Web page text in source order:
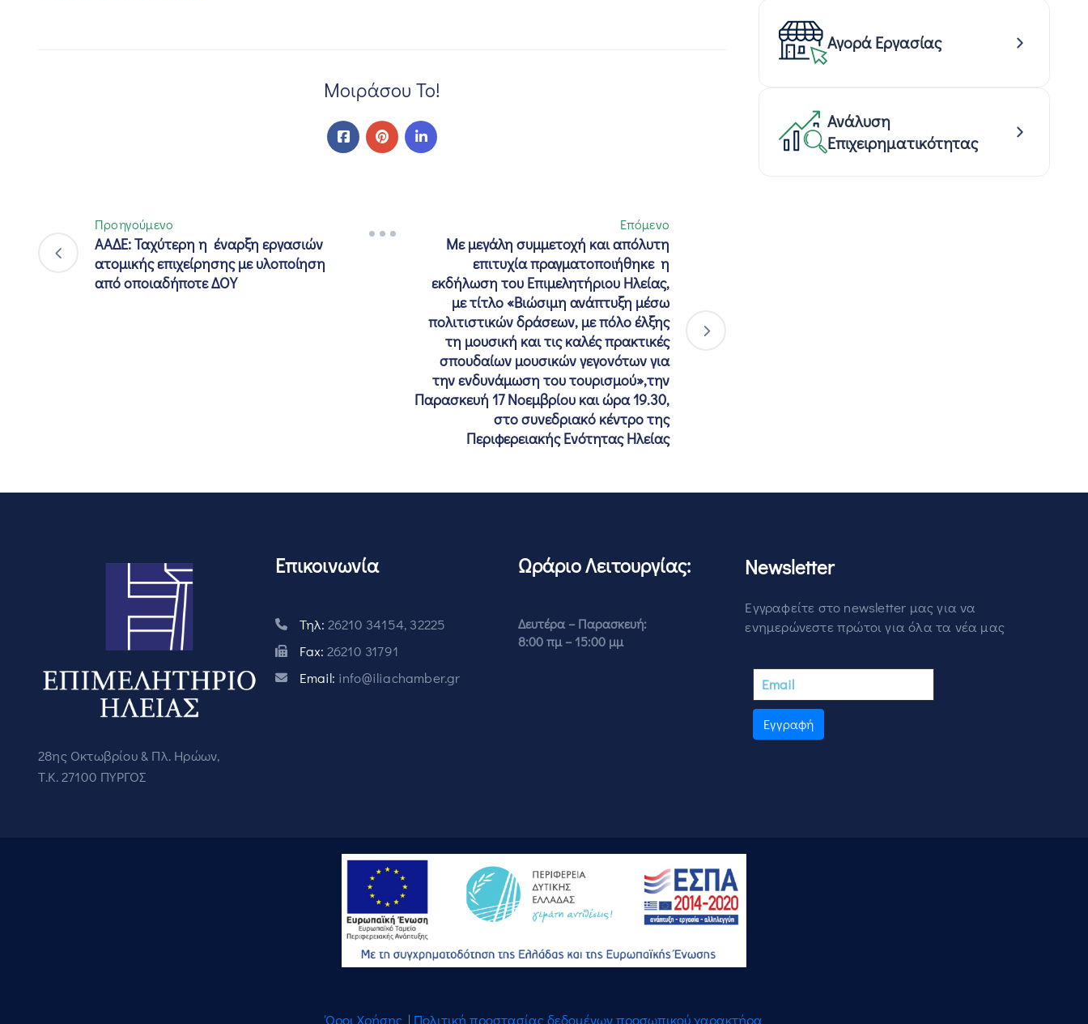
Μοιράσου Το!
Προηγούμενο
ΑΑΔΕ: Ταχύτερη η έναρξη εργασιών
ατομικής επιχείρησης με υλοποίηση
από οποιαδήποτε ΔΟΥ
Επόμενο
Με μεγάλη συμμετοχή και απόλυτη
επιτυχία πραγματοποιήθηκε η
εκδήλωση του Επιμελητήριου Ηλείας,
με τίτλο «Βιώσιμη ανάπτυξη μέσω
πολιτιστικών δράσεων, με πόλο έλξης
τη μουσική και τις καλές πρακτικές
σπουδαίων μουσικών γεγονότων για
την ενδυνάμωση του τουρισμού»,την
Παρασκευή 17 Νοεμβρίου και ώρα 19.30,
στο συνεδριακό κέντρο της
Περιφερειακής Ενότητας Ηλείας
Αγορά Εργασίας
Ανάλυση
Επιχειρηματικότητας
28ης Οκτωβρίου & Πλ. Ηρώων,
Τ.Κ. 27100 ΠΥΡΓΟΣ
Επικοινωνία
Τηλ: 26210 34154, 32225
Fax: 26210 31791
Email: info@iliachamber.gr
Ωράριο Λειτουργίας:
Δευτέρα – Παρασκευή:
8:00 πμ – 15:00 μμ
Newsletter
Εγγραφείτε στο newsletter μας για να
ενημερώνεστε πρώτοι για όλα τα νέα μας
Εγγραφή
Όροι Χρήσης | Πολιτική προστασίας δεδομένων προσωπικού χαρακτήρα